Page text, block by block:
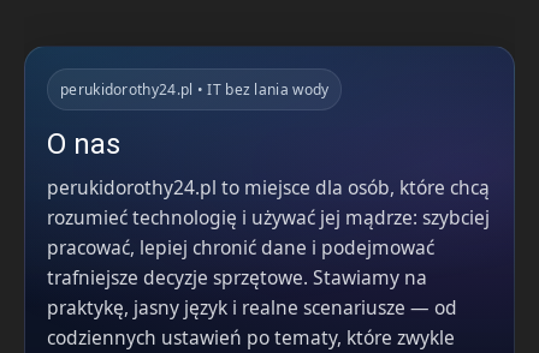
perukidorothy24.pl • IT bez lania wody
O nas
perukidorothy24.pl to miejsce dla osób, które chcą
rozumieć technologię i używać jej mądrze: szybciej
pracować, lepiej chronić dane i podejmować
trafniejsze decyzje sprzętowe. Stawiamy na
praktykę, jasny język i realne scenariusze — od
codziennych ustawień po tematy, które zwykle